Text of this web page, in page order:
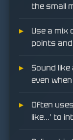
the small
Use a mix
points
Sound
even
Often
like...' to